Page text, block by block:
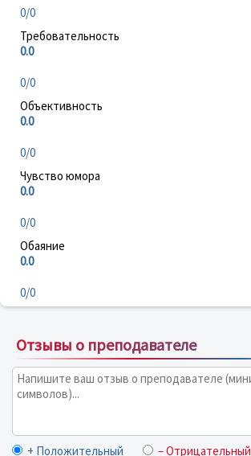
0/0
Требовательность
0.0
0/0
Объективность
0.0
0/0
Чувство юмора
0.0
0/0
Обаяние
0.0
0/0
Отзывы о преподавателе
+ Положительный – Отрицательный